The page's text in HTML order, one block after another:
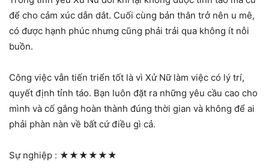
để cho cảm xúc dẫn dắt. Cuối cùng bản thân trở nên u mê,
có được hạnh phúc nhưng cũng phải trải qua không ít nỗi
buồn.
Công việc vẫn tiến triển tốt là vì Xử Nữ làm việc có lý trí,
quyết định tỉnh táo. Bạn luôn đặt ra những yêu cầu cao cho
mình và cố gắng hoàn thành đúng thời gian và không để ai
phải phàn nàn về bất cứ điều gì cả.
Sự nghiệp : ★★★★★★